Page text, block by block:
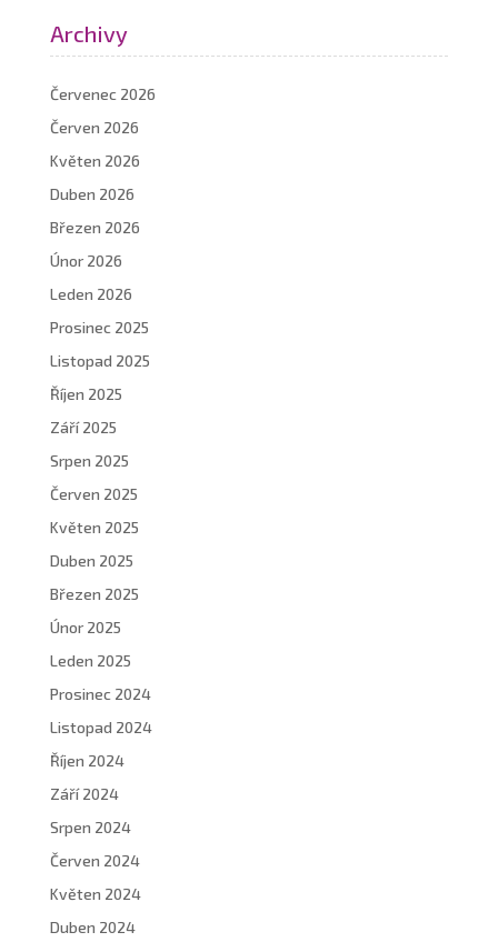
Archivy
Červenec 2026
Červen 2026
Květen 2026
Duben 2026
Březen 2026
Únor 2026
Leden 2026
Prosinec 2025
Listopad 2025
Říjen 2025
Září 2025
Srpen 2025
Červen 2025
Květen 2025
Duben 2025
Březen 2025
Únor 2025
Leden 2025
Prosinec 2024
Listopad 2024
Říjen 2024
Září 2024
Srpen 2024
Červen 2024
Květen 2024
Duben 2024